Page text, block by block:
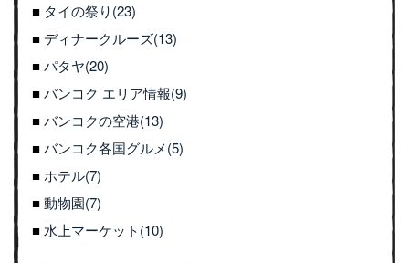
タイの祭り(23)
ディナークルーズ(13)
パタヤ(20)
バンコク エリア情報(9)
バンコクの空港(13)
バンコク各国グルメ(5)
ホテル(7)
動物園(7)
水上マーケット(10)